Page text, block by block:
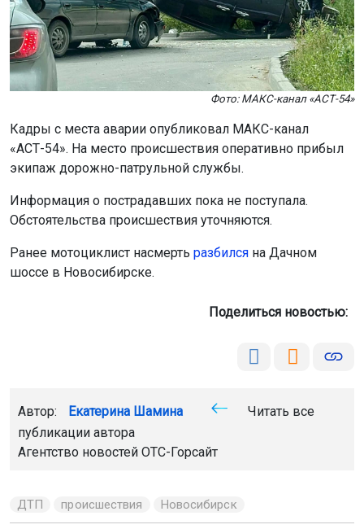
Фото: МАКС-канал «АСТ-54»
Кадры с места аварии опубликовал МАКС-канал
«АСТ-54». На место происшествия оперативно прибыл
экипаж дорожно-патрульной службы.
Информация о пострадавших пока не поступала.
Обстоятельства происшествия уточняются.
Ранее мотоциклист насмерть разбился на Дачном
шоссе в Новосибирске.
Поделиться новостью:
Автор: Екатерина Шамина
Читать все
публикации автора
Агентство новостей ОТС-Горсайт
ДТП происшествия Новосибирск